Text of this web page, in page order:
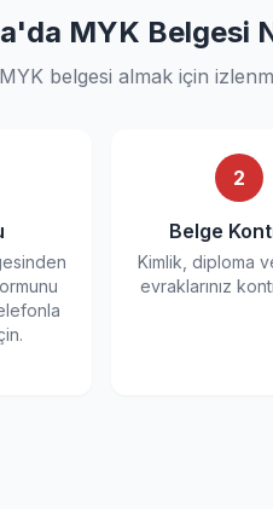
MYK Belgesi
belgesi almak için
2
Belge
Kimlik, diploma
evraklarınız